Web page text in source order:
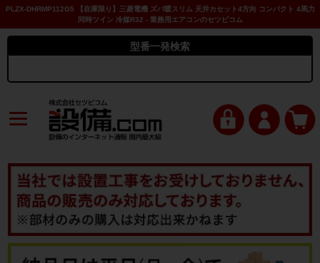
PLZX-DHRMP112G5 【在庫限り】三菱電機 ズバ暖スリム 天井カセット4方向 コンパクト 4馬力
同時ツイン 冷媒R32 - 業務用エアコンのセツビコム
型番一発検索